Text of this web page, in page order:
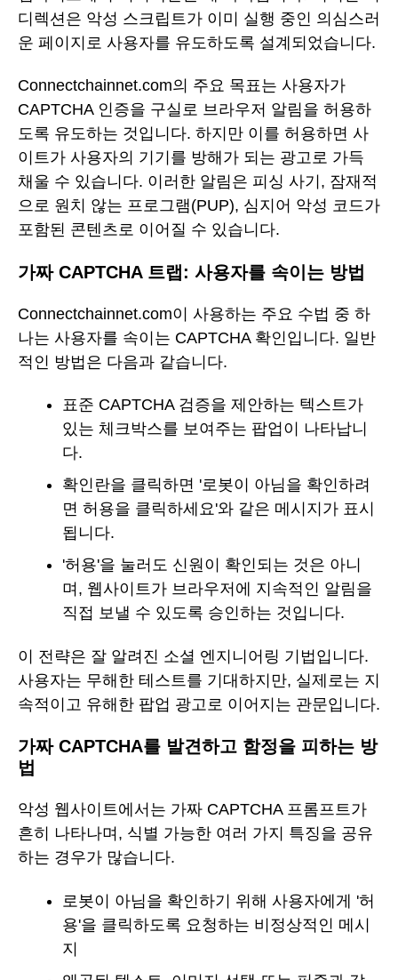
디렉션은 악성 스크립트가 이미 실행 중인 의심스러
운 페이지로 사용자를 유도하도록 설계되었습니다.
Connectchainnet.com의 주요 목표는 사용자가
CAPTCHA 인증을 구실로 브라우저 알림을 허용하
도록 유도하는 것입니다. 하지만 이를 허용하면 사
이트가 사용자의 기기를 방해가 되는 광고로 가득
채울 수 있습니다. 이러한 알림은 피싱 사기, 잠재적
으로 원치 않는 프로그램(PUP), 심지어 악성 코드가
포함된 콘텐츠로 이어질 수 있습니다.
가짜 CAPTCHA 트랩: 사용자를 속이는 방법
Connectchainnet.com이 사용하는 주요 수법 중 하
나는 사용자를 속이는 CAPTCHA 확인입니다. 일반
적인 방법은 다음과 같습니다.
표준 CAPTCHA 검증을 제안하는 텍스트가
있는 체크박스를 보여주는 팝업이 나타납니
다.
확인란을 클릭하면 '로봇이 아님을 확인하려
면 허용을 클릭하세요'와 같은 메시지가 표시
됩니다.
'허용'을 눌러도 신원이 확인되는 것은 아니
며, 웹사이트가 브라우저에 지속적인 알림을
직접 보낼 수 있도록 승인하는 것입니다.
이 전략은 잘 알려진 소셜 엔지니어링 기법입니다.
사용자는 무해한 테스트를 기대하지만, 실제로는 지
속적이고 유해한 팝업 광고로 이어지는 관문입니다.
가짜 CAPTCHA를 발견하고 함정을 피하는 방
법
악성 웹사이트에서는 가짜 CAPTCHA 프롬프트가
흔히 나타나며, 식별 가능한 여러 가지 특징을 공유
하는 경우가 많습니다.
로봇이 아님을 확인하기 위해 사용자에게 '허
용'을 클릭하도록 요청하는 비정상적인 메시
지